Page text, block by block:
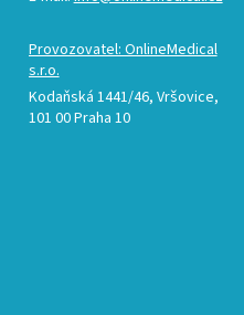
Provozovatel: OnlineMedical
s.r.o.
Kodaňská 1441/46, Vršovice,
101 00 Praha 10